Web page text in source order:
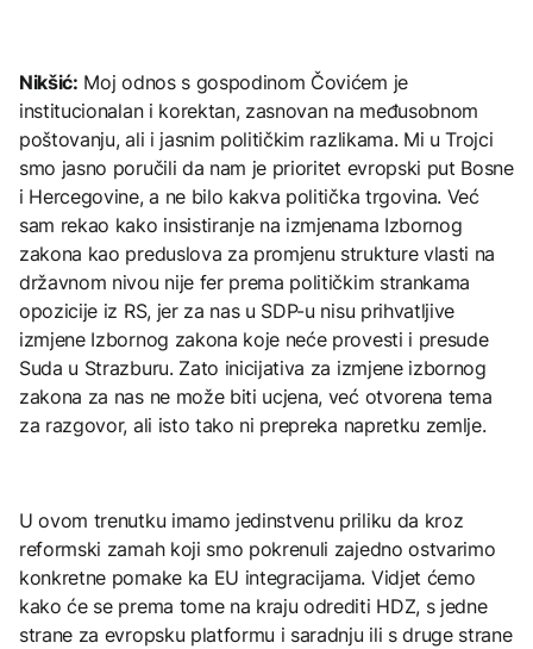
Nikšić: Moj odnos s gospodinom Čovićem je
institucionalan i korektan, zasnovan na međusobnom
poštovanju, ali i jasnim političkim razlikama. Mi u Trojci
smo jasno poručili da nam je prioritet evropski put Bosne
i Hercegovine, a ne bilo kakva politička trgovina. Već
sam rekao kako insistiranje na izmjenama Izbornog
zakona kao preduslova za promjenu strukture vlasti na
državnom nivou nije fer prema političkim strankama
opozicije iz RS, jer za nas u SDP-u nisu prihvatljive
izmjene Izbornog zakona koje neće provesti i presude
Suda u Strazburu. Zato inicijativa za izmjene izbornog
zakona za nas ne može biti ucjena, već otvorena tema
za razgovor, ali isto tako ni prepreka napretku zemlje.
U ovom trenutku imamo jedinstvenu priliku da kroz
reformski zamah koji smo pokrenuli zajedno ostvarimo
konkretne pomake ka EU integracijama. Vidjet ćemo
kako će se prema tome na kraju odrediti HDZ, s jedne
strane za evropsku platformu i saradnju ili s druge strane